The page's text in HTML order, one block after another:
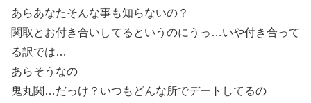
あらあなたそんな事も知らないの？
関取とお付き合いしてるというのにうっ…いや付き合って
る訳では…
あらそうなの
鬼丸関…だっけ？いつもどんな所でデートしてるの